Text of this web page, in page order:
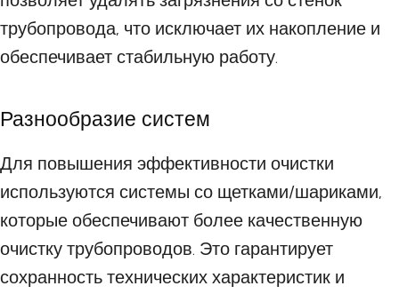
трубопровода, что исключает их накопление и
обеспечивает стабильную работу.
Разнообразие систем
Для повышения эффективности очистки
используются системы со щетками/шариками,
которые обеспечивают более качественную
очистку трубопроводов. Это гарантирует
сохранность технических характеристик и